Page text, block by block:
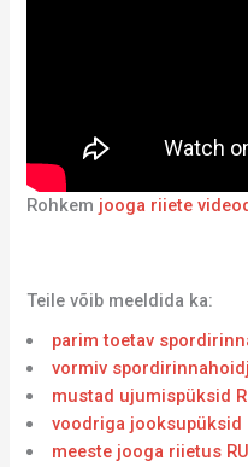
Rohkem jooga riiete
Teile võib meeldida ka:
parim toetav
vormiv
mustad ujumispüksid
voodriga jooksupüksid
meeste jooga riietus